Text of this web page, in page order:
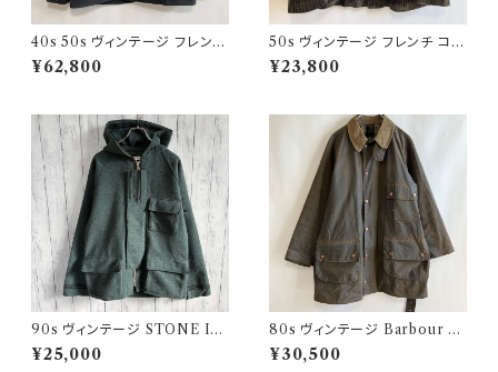
40s 50s ヴィンテージ フレンチ
Vポケ ブラックモールスキンジャ
ケット カバーオール
¥62,800
50s ヴィンテージ フレンチ コー
デュロイジャケット ビンテージ
ファーマーズジャケット
¥23,800
90s ヴィンテージ STONE ISL
AND ウールジャケット ストーン
アイランド グリーンエッジ
¥25,000
80s ヴィンテージ Barbour 2
ワラント ソルウェイジッパー Sol
way Zipper オイルドジャケット
¥30,500